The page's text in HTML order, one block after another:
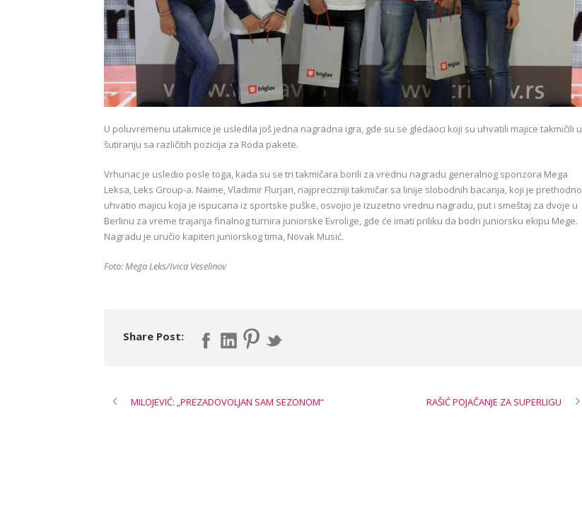
U poluvremenu utakmice je usledila još jedna nagradna igra, gde su se gledaoci koji su uhvatili majice takmičili u
šutiranju sa različitih pozicija za Roda pakete.
Vrhunac je usledio posle toga, kada su se tri takmičara borili za vrednu nagradu generalnog sponzora Mega
Leksa, Leks Group-a. Naime, Vladimir Flurjan, najprecizniji takmičar sa linije slobodnih bacanja, koji je prethodno
uhvatio majicu koja je ispucana iz sportske puške, osvojio je izuzetno vrednu nagradu, put i smeštaj za dvoje u
Berlinu za vreme trajanja finalnog turnira juniorske Evrolige, gde će imati priliku da bodri juniorsku ekipu Mege.
Nagradu je uručio kapiten juniorskog tima, Novak Musić.
Foto: Mega Leks/Ivica Veselinov
Share Post:
MILOJEVIĆ: „PREZADOVOLJAN SAM SEZONOM“ RAŠIĆ POJAČANJE ZA SUPERLIGU